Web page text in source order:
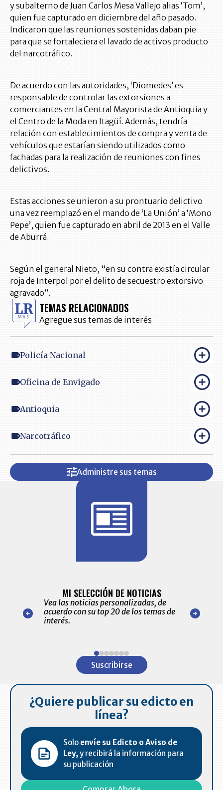
y subalterno de Juan Carlos Mesa Vallejo alias ‘Tom’,
quien fue capturado en diciembre del año pasado.
Indicaron que las reuniones sostenidas daban pie
para que se fortaleciera el lavado de activos producto
del narcotráfico.
De acuerdo con las autoridades, ‘Diomedes’ es
responsable de controlar las extorsiones a
comerciantes en la Central Mayorista de Antioquia y
el Centro de la Moda en Itagüí. Además, tendría
relación con establecimientos de compra y venta de
vehículos que estarían siendo utilizados como
fachadas para la realización de reuniones con fines
delictivos.
Estas acciones se unieron a su prontuario delictivo
una vez reemplazó en el mando de ‘La Unión’ a ‘Mono
Pepe’, quien fue capturado en abril de 2013 en el Valle
de Aburrá.
Según el general Nieto, “en su contra existía circular
roja de Interpol por el delito de secuestro extorsivo
agravado”.
TEMAS RELACIONADOS
Agregue sus temas de interés
Policía Nacional
Oficina de Envigado
Antioquia
Narcotráfico
Administre sus temas
nuestro
para
MI SELECCIÓN DE NOTICIAS
Vea las noticias personalizadas, de
acuerdo con su top 20 de los temas de
interés.
de las
Suscribirse
¿Quiere publicar su edicto en
línea?
Solo envíe su Edicto o Aviso de
Ley,y recibirá la información para
su publicación